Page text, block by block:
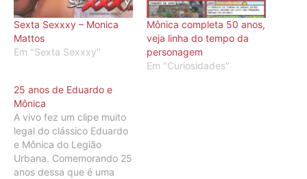
Sexta Sexxxy – Monica
Mattos
Em "Sexta Sexxxy"
Mônica completa 50 anos,
veja linha do tempo da
personagem
Em "Curiosidades"
25 anos de Eduardo e
Mônica
A vivo fez um clipe muito
legal do clássico Eduardo
e Mônica do Legião
Urbana. Comemorando 25
anos dessa que é uma